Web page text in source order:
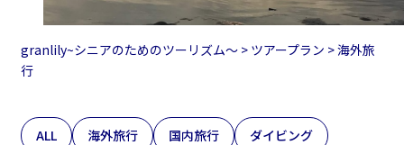
granlily~シニアのためのツーリズム〜 > ツアープラン >海外旅
行
ALL 海外旅行 国内旅行 ダイビング